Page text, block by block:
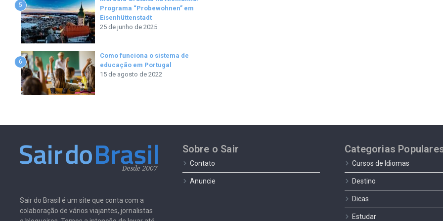
5
Programa “Probewohnen” em
Eisenhüttenstadt
25 de junho de 2025
6
Como funciona o sistema de
educação em Portugal
15 de agosto de 2022
Sair do Brasil é um site que conta com a
colaboração de vários viajantes, jornalistas
Sobre o Sair
Contato
Anuncie
Categorias
Cursos de Idiomas
Destino
Dicas
Estudar